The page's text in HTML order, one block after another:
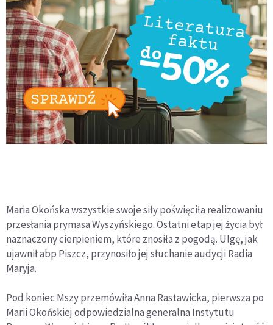
Maria Okońska wszystkie swoje siły poświęciła realizowaniu
przesłania prymasa Wyszyńskiego. Ostatni etap jej życia był
naznaczony cierpieniem, które znosiła z pogodą. Ulgę, jak
ujawnił abp Piszcz, przynosiło jej słuchanie audycji Radia
Maryja.
Pod koniec Mszy przemówiła Anna Rastawicka, pierwsza po
Marii Okońskiej odpowiedzialna generalna Instytutu